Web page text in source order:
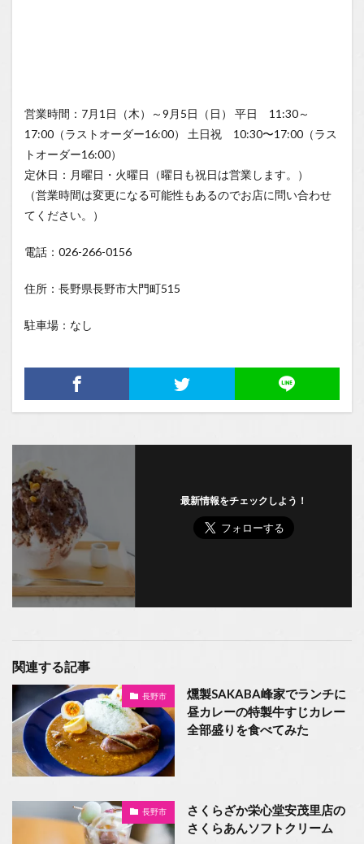
営業時間：7月1日（木）～9月5日（日） 平日 11:30～
17:00（ラストオーダー16:00） 土日祝 10:30〜17:00（ラス
トオーダー16:00）
定休日：月曜日・火曜日（曜日も祝日は営業します。）
（営業時間は変更になる可能性もあるのでお店に問い合わせ
てください。）
電話：026-266-0156
住所：長野県長野市大門町515
駐車場：なし
最新情報をチェックしよう！
関連する記事
長野市
燻製SAKABA峰家でランチに
昼カレーの特製牛すじカレー
全部盛りを食べてみた
長野市
さくらざか栄心堂安茂里店の
さくらあんソフトクリーム